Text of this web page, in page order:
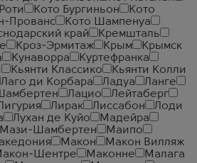
Кото Бургиньон
Кото
Прованс
Кото Шампенуа
край
Кремшталь
Кроз-Эрмитаж Крым
Крымск
Кунаворра
Куртефранка
Кьянти Классико
Кьянти Колли
Лаго ди Корбара Ладуа
Ланге
Лацио
Лейтаберг
Лирак Лиссабон
Лоди
Лухан де Куйо
Мадейра
Мази-Шамбертен
Маипо
Макон
Макон Вилляж
Шентре Маконне
Малага